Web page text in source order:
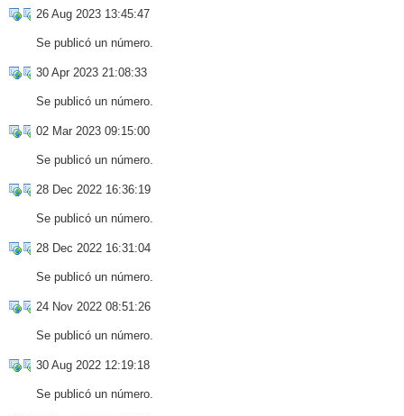
26 Aug 2023 13:45:47
Se publicó un número.
30 Apr 2023 21:08:33
Se publicó un número.
02 Mar 2023 09:15:00
Se publicó un número.
28 Dec 2022 16:36:19
Se publicó un número.
28 Dec 2022 16:31:04
Se publicó un número.
24 Nov 2022 08:51:26
Se publicó un número.
30 Aug 2022 12:19:18
Se publicó un número.